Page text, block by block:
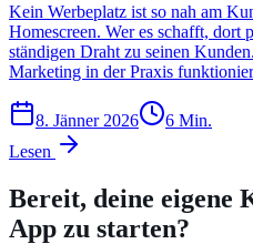
Kein Werbeplatz ist so nah am
Homescreen. Wer es schafft, dort
ständigen Draht zu seinen
Marketing in der Praxis
8. Jänner 2026 6 Min.
Lesen
Bereit, deine eigene
App zu starten?